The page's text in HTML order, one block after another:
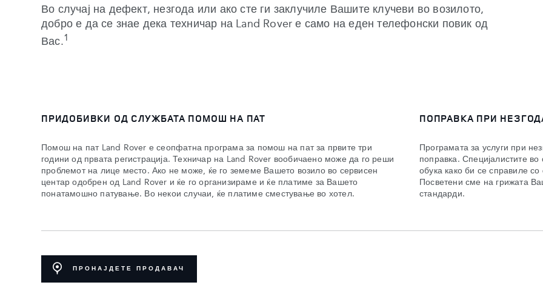
Во случај на дефект, незгода или ако сте ги заклучиле Вашите клучеви во возилото,
добро е да се знае дека техничар на Land Rover е само на еден телефонски повик од
Вас.1
ПРИДОБИВКИ ОД СЛУЖБАТА ПОМОШ НА ПАТ
Помош на пат Land Rover е сеопфатна програма за помош на пат за првите три
години од првата регистрација. Техничар на Land Rover вообичаено може да го реши
проблемот на лице место. Ако не може, ќе го земеме Вашето возило во сервисен
центар одобрен од Land Rover и ќе го организираме и ќе платиме за Вашето
понатамошно патување. Во некои случаи, ќе платиме сместување во хотел.
ПОПРАВКА ПРИ
Програмата за услуги при
поправка. Специјалистите
обука како би се справиле
Посветени сме на грижата
стандарди.
ПРОНАЈДЕТЕ ПРОДАВАЧ